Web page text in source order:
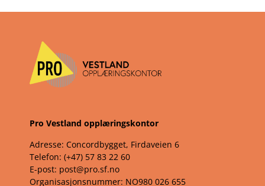
Pro Vestland opplæringskontor
Adresse: Concordbygget, Firdaveien 6
Telefon: (+47) 57 83 22 60
E-post: post@pro.sf.no
Organisasjonsnummer: NO980 026 655